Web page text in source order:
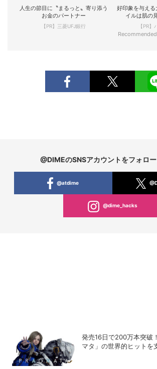
人生の節目に〝まるっと〟寄り添う
お金のパートナー
【PR】三菱UFJ銀行
好印象を与え
イルは肌の
【PR
@DIMEのSNSアカウントをフォロー
@atdime
@dime_hacks
発売16日で200万本突破
マタ」の世界的ヒットを